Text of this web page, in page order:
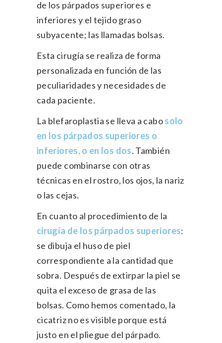
de los párpados superiores e
inferiores y el tejido graso
subyacente; las llamadas bolsas.
Esta cirugía se realiza de forma
personalizada en función de las
peculiaridades y necesidades de
cada paciente.
La blefaroplastia se lleva a cabosolo
en los párpados superiores o
inferiores, o en los dos. También
puede combinarse con otras
técnicas en el rostro, los ojos, la nariz
o las cejas.
En cuanto al procedimiento de la
cirugía de los párpados superiores:
se dibuja el huso de piel
correspondiente a la cantidad que
sobra. Después de extirpar la piel se
quita el exceso de grasa de las
bolsas. Como hemos comentado, la
cicatriz no es visible porque está
justo en el pliegue del párpado.